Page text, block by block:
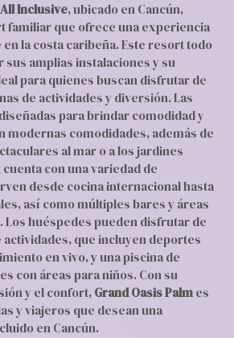
Inclusive, ubicado en Cancún,
familiar que ofrece una experiencia
la costa caribeña. Este resort todo
sus amplias instalaciones y su
para quienes buscan disfrutar de
de actividades y diversión. Las
para brindar comodidad y
modernas comodidades, además de
al mar o a los jardines
con una variedad de
desde cocina internacional hasta
así como múltiples bares y áreas
huéspedes pueden disfrutar de
actividades, que incluyen deportes
en vivo, y una piscina de
con áreas para niños. Con su
y el confort,Grand Oasis Palmes
y viajeros que desean una
en Cancún.